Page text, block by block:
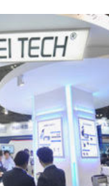
個人情